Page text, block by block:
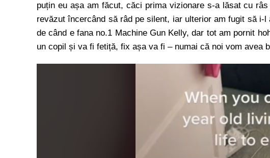
puțin eu așa am făcut, căci prima vizionare s-a lăsat cu
revăzut încercând să râd pe silent, iar ulterior am fugit să
de când e fana no.1 Machine Gun Kelly, dar tot am pornit
un copil și va fi fetiță, fix așa va fi – numai că noi vom avea